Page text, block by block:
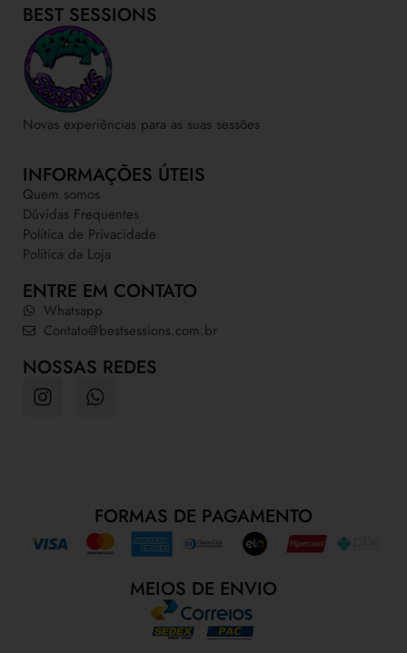
BEST SESSIONS
Novas experiências para as suas sessões
INFORMAÇÕES ÚTEIS
Quem somos
Dúvidas Frequentes
Política de Privacidade
Política da Loja
ENTRE EM CONTATO
Whatsapp
Contato@bestsessions.com.br
NOSSAS REDES
FORMAS DE PAGAMENTO
MEIOS DE ENVIO